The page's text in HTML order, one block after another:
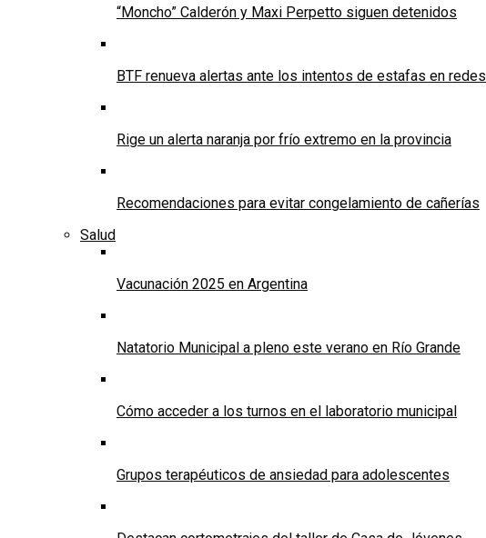
“Moncho” Calderón y Maxi Perpetto siguen detenidos
BTF renueva alertas ante los intentos de estafas en redes
Rige un alerta naranja por frío extremo en la provincia
Recomendaciones para evitar congelamiento de cañerías
Salud
Vacunación 2025 en Argentina
Natatorio Municipal a pleno este verano en Río Grande
Cómo acceder a los turnos en el laboratorio municipal
Grupos terapéuticos de ansiedad para adolescentes